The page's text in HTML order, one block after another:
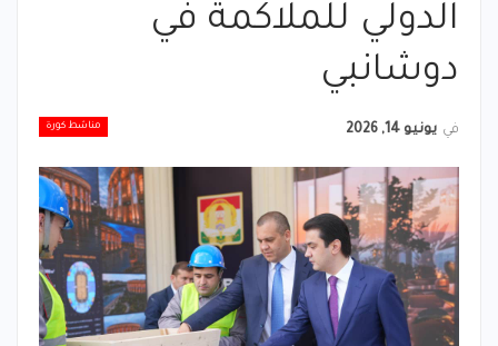
الدولي للملاكمة في
دوشانبي
مناشط كورة في يونيو 14, 2026